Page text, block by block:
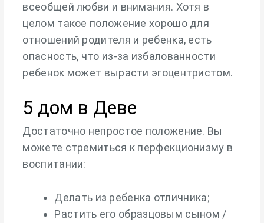
всеобщей любви и внимания. Хотя в
целом такое положение хорошо для
отношений родителя и ребенка, есть
опасность, что из-за избалованности
ребенок может вырасти эгоцентристом.
5 дом в Деве
Достаточно непростое положение. Вы
можете стремиться к перфекционизму в
воспитании:
Делать из ребенка отличника;
Растить его образцовым сыном /